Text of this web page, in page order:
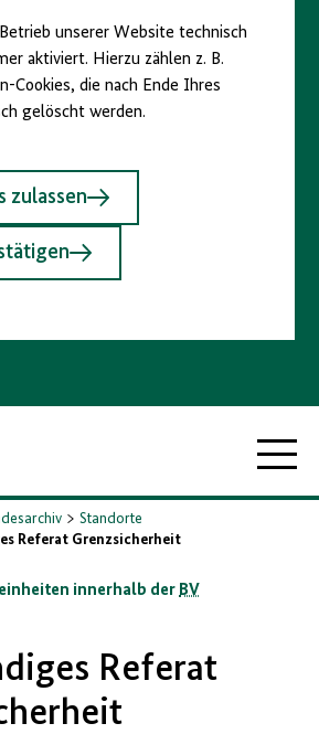
unserer Website technisch
aktiviert. Hierzu zählen z. B.
Cookies, die nach Ende Ihres
gelöscht werden.
zulassen
Standorte
Referat Grenzsicherheit
innerhalb der BV
Referat